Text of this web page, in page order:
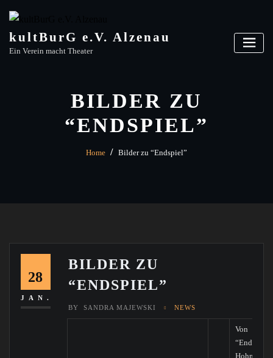
contentkultBurG e.V. Alzenau
Ein Verein macht Theater
BILDER ZU
“ENDSPIEL”
Home Bilder zu “Endspiel”
28
JAN.
BILDER ZU
“ENDSPIEL”
BY SANDRA MAJEWSKI NEWS
Von